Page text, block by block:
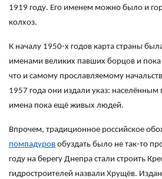
1919 году. Его именем можно было и
колхоз.
К началу 1950-х годов карта страны
именами великих павших борцов и
что и самому прославляемому
1957 года они издали указ: населённым
имена пока ещё живых людей.
Впрочем, традиционное российское
помпадуров обуздать было не так-то
году на берегу Днепра стали строить
гидростроителей назвали Хрущёв.